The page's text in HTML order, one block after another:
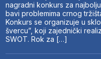
nagradni konkurs za
bavi problemima crnog
Konkurs se organizuje u
švercu”, koji zajednički
SWOT. Rok za […]